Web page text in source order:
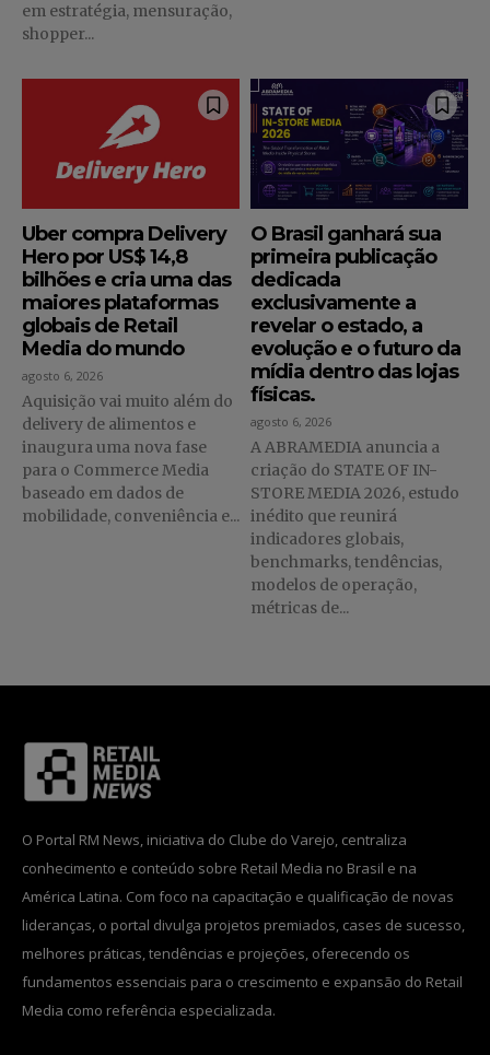
em estratégia, mensuração,
shopper...
Uber compra Delivery
Hero por US$ 14,8
bilhões e cria uma das
maiores plataformas
globais de Retail
Media do mundo
agosto 6, 2026
Aquisição vai muito além do
delivery de alimentos e
inaugura uma nova fase
para o Commerce Media
baseado em dados de
mobilidade, conveniência e...
O Brasil ganhará sua
primeira publicação
dedicada
exclusivamente a
revelar o estado, a
evolução e o futuro da
mídia dentro das lojas
físicas.
agosto 6, 2026
A ABRAMEDIA anuncia a
criação do STATE OF IN-
STORE MEDIA 2026, estudo
inédito que reunirá
indicadores globais,
benchmarks, tendências,
modelos de operação,
métricas de...
O Portal RM News, iniciativa do Clube do Varejo, centraliza
conhecimento e conteúdo sobre Retail Media no Brasil e na
América Latina. Com foco na capacitação e qualificação de novas
lideranças, o portal divulga projetos premiados, cases de sucesso,
melhores práticas, tendências e projeções, oferecendo os
fundamentos essenciais para o crescimento e expansão do Retail
Media como referência especializada.